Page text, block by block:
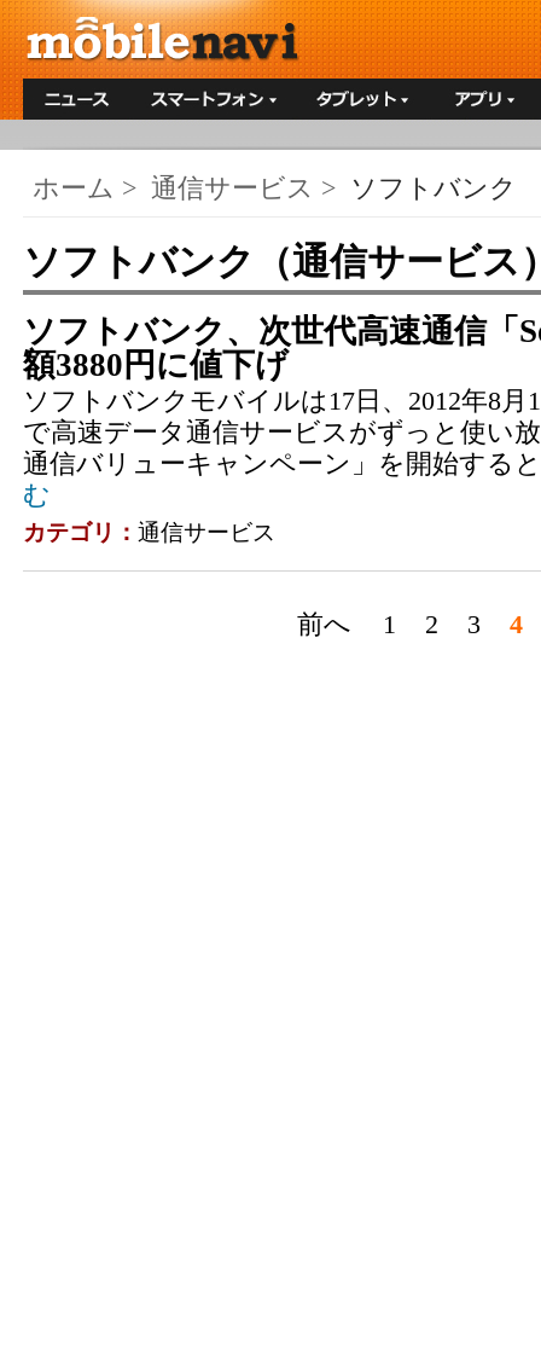
ホーム > 通信サービス > ソフトバンク
ソフトバンク（通信サービス
ソフトバンク、次世代高速通信「
額3880円に値下げ
ソフトバンクモバイルは17日、2012年8月
で高速データ通信サービスがずっと使い
通信バリューキャンペーン」を開始する
む
カテゴリ： 通信サービス
前へ 1 2 3 4